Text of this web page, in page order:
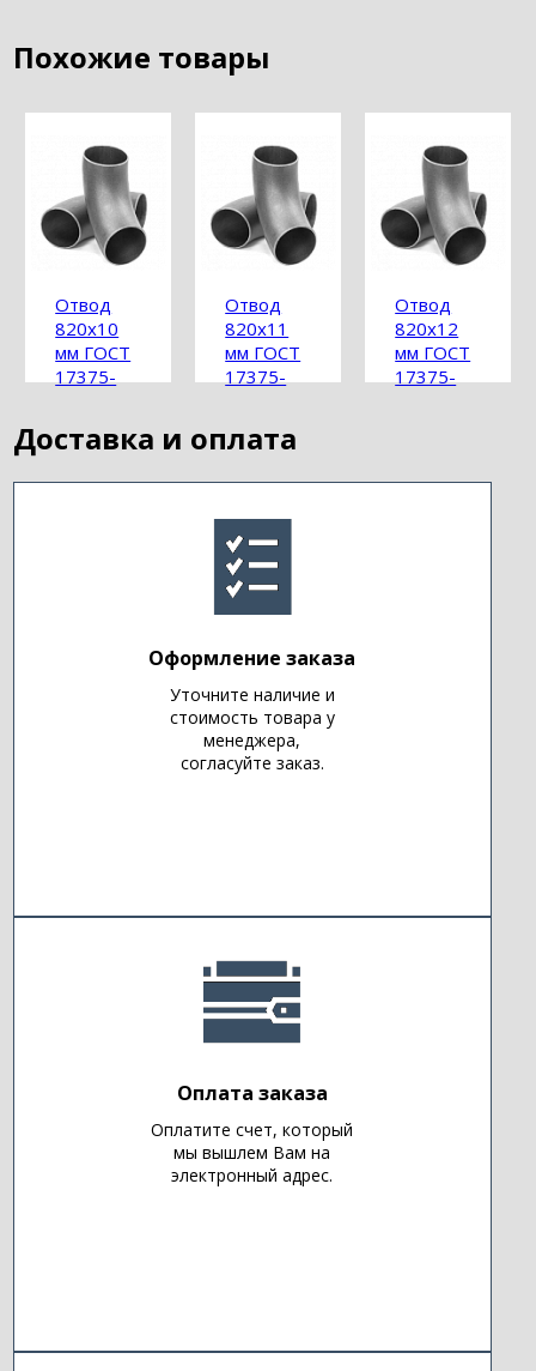
Похожие товары
Отвод
820х10
мм ГОСТ
17375-
Отвод
820х11
мм ГОСТ
17375-
Отвод
820х12
мм ГОСТ
17375-
Доставка и оплата
Оформление заказа
Уточните наличие и
стоимость товара у
менеджера,
согласуйте заказ.
Оплата заказа
Оплатите счет, который
мы вышлем Вам на
электронный адрес.